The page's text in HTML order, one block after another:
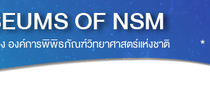
OF NSM
งค์การพิพิธภัณฑ์วิทยาศาสตร์แห่งชาติ